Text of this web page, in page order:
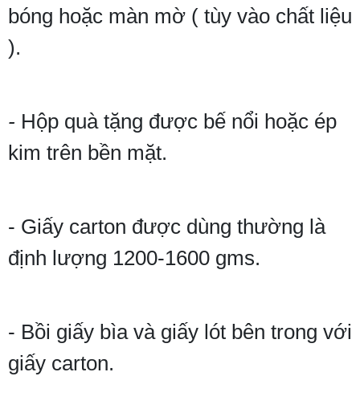
bóng hoặc màn mờ ( tùy vào chất liệu
).
- Hộp quà tặng được bế nổi hoặc ép
kim trên bền mặt.
- Giấy carton được dùng thường là
định lượng 1200-1600 gms.
- Bồi giấy bìa và giấy lót bên trong với
giấy carton.